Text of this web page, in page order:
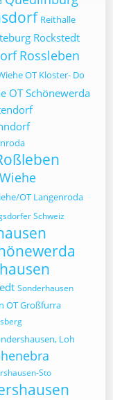
Reithalle
Rockstedt
Rossleben
OT Kloster- Do
OT Schönewerda
OT Langenroda
Schweiz
Sonderhausen
OT Großfurra
Loh
Sto